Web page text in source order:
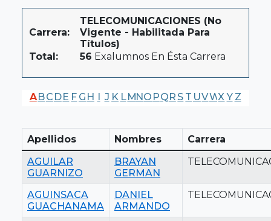
Carrera:
TELECOMUNICACIONES (No
Vigente - Habilitada Para
Títulos)
Total:
56 Exalumnos En Ésta Carrera
ABC DE F G H I J K LMNO PQR S T UVWX Y Z
Apellidos Nombres
Carrera
AGUILAR
GUARNIZO
BRAYAN
GERMAN
AGUINSACA
GUACHANAMA
DANIEL
ARMANDO